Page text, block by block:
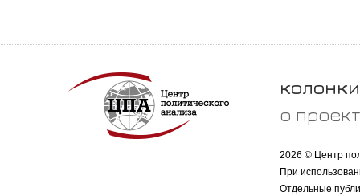
колонки
о
2026 © Центр
При
Отдельные